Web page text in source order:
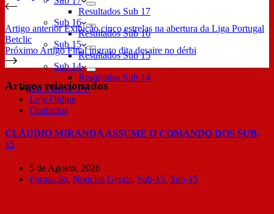
Resultados Sub 17
Sub 16
Resultados Sub 16
Sub 15
Resultados Sub 15
Sub 14
Resultados Sub 14
Gil Vicente TV
Loja Online
Contactos
Artigo anteriorExibição cinco estrelas na abertura da Liga Portugal
Betclic
Próximo Artigo Final ingrato dita desaire no dérbi
Artigos relacionados
CLÁUDIO MIRANDA ASSUME O COMANDO DOS SUB-
15
5 de Agosto, 2026
Formação, Notícias Gerais, Sub-15, Sub-15